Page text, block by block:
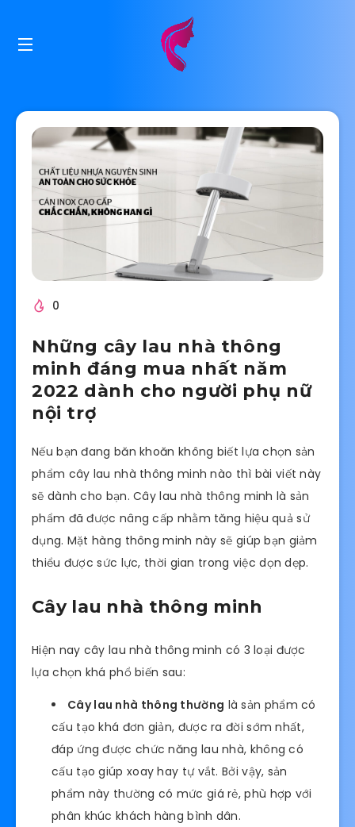
0
Những cây lau nhà thông
minh đáng mua nhất năm
2022 dành cho người phụ nữ
nội trợ
Nếu bạn đang băn khoăn không biết lựa chọn sản
phẩm cây lau nhà thông minh nào thì bài viết này
sẽ dành cho bạn. Cây lau nhà thông minh là sản
phẩm đã được nâng cấp nhằm tăng hiệu quả sử
dụng. Mặt hàng thông minh này sẽ giúp bạn giảm
thiểu được sức lực, thời gian trong việc dọn dẹp.
Cây lau nhà thông minh
Hiện nay cây lau nhà thông minh có 3 loại được
lựa chọn khá phổ biến sau:
Cây lau nhà thông thường là sản phẩm có
cấu tạo khá đơn giản, được ra đời sớm nhất,
đáp ứng được chức năng lau nhà, không có
cấu tạo giúp xoay hay tự vắt. Bởi vậy, sản
phẩm này thường có mức giá rẻ, phù hợp với
phân khúc khách hàng bình dân.